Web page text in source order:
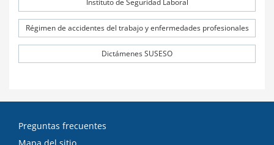
Instituto de Seguridad Laboral
Régimen de accidentes del trabajo y enfermedades profesionales
Dictámenes SUSESO
Preguntas frecuentes
Mapa del sitio